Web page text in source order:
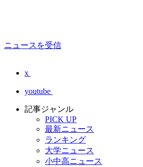
ニュースを受信
x
youtube
記事ジャンル
PICK UP
最新ニュース
ランキング
大学ニュース
小中高ニュース